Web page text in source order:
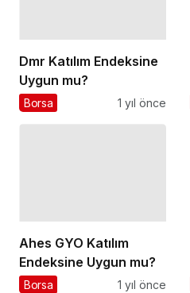
Dmr Katılım Endeksine
Uygun mu?
Borsa 1 yıl önce
Ahes GYO Katılım
Endeksine Uygun mu?
Borsa 1 yıl önce